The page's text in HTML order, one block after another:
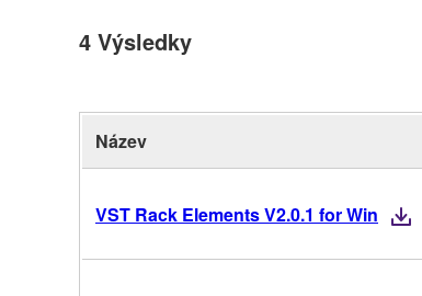
4 Výsledky
Název
VST Rack Elements V2.0.1 for Win